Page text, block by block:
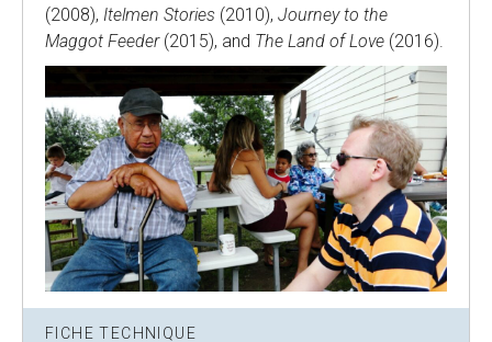
(2008), Itelmen Stories (2010), Journey to the
Maggot Feeder (2015), and The Land of Love (2016).
FICHE TECHNIQUE